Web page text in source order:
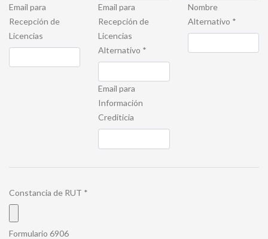
Email para
Recepción de
Licencias
Email para
Recepción de
Licencias
Alternativo *
Nombre
Alternativo *
Email para
Información
Crediticia
Constancia de RUT *
Formulario 6906